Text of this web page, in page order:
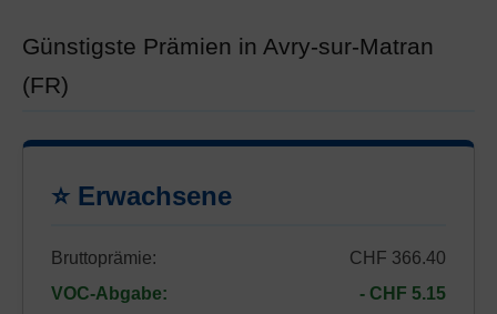
Günstigste Prämien in Avry-sur-Matran
(FR)
⭐ Erwachsene
Bruttoprämie:
CHF 366.40
VOC-Abgabe:
- CHF 5.15